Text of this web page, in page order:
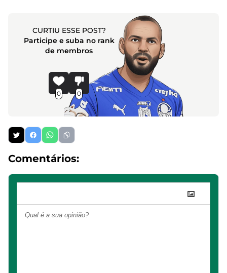
CURTIU ESSE POST?
Participe e suba no rank
de membros
0 0
Comentários: